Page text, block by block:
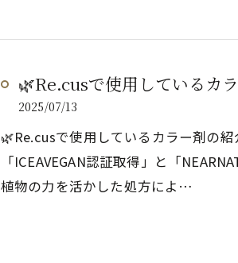
🌿Re.cusで使用しているカ
2025/07/13
🌿Re.cusで使用しているカラー剤の
「ICEAVEGAN認証取得」と「
植物の力を活かした処方によ…